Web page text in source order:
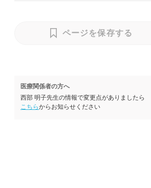
ページを保存する
医療関係者の方へ
西部 明子先生の情報で変更点がありましたら
こちらからお知らせください